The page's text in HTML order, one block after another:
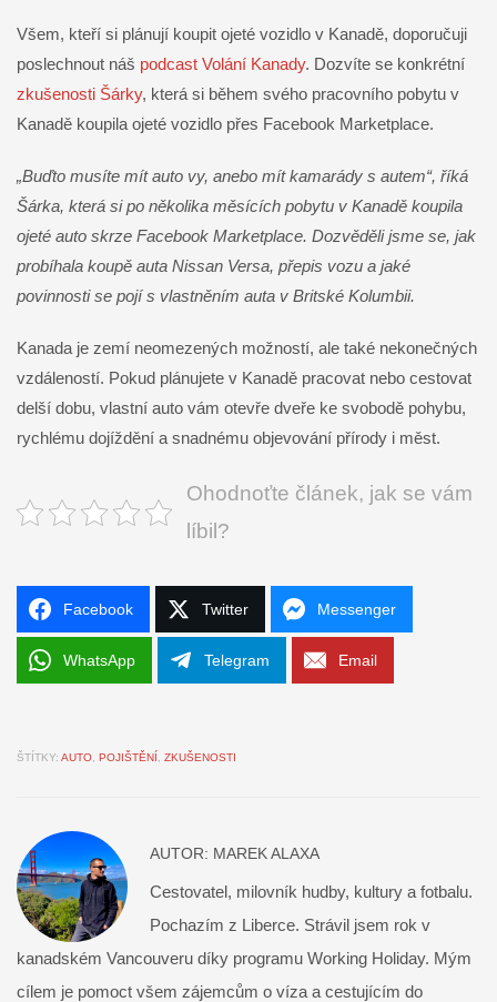
Všem, kteří si plánují koupit ojeté vozidlo v Kanadě, doporučuji
poslechnout náš podcast Volání Kanady. Dozvíte se konkrétní
zkušenosti Šárky, která si během svého pracovního pobytu v
Kanadě koupila ojeté vozidlo přes Facebook Marketplace.
„Buďto musíte mít auto vy, anebo mít kamarády s autem“, říká
Šárka, která si po několika měsících pobytu v Kanadě koupila
ojeté auto skrze Facebook Marketplace. Dozvěděli jsme se, jak
probíhala koupě auta Nissan Versa, přepis vozu a jaké
povinnosti se pojí s vlastněním auta v Britské Kolumbii.
Kanada je zemí neomezených možností, ale také nekonečných
vzdáleností. Pokud plánujete v Kanadě pracovat nebo cestovat
delší dobu, vlastní auto vám otevře dveře ke svobodě pohybu,
rychlému dojíždění a snadnému objevování přírody i měst.
Ohodnoťte článek, jak se vám
líbil?
Facebook Twitter Messenger
WhatsApp Telegram Email
ŠTÍTKY: AUTO POJIŠTĚNÍ ZKUŠENOSTI
AUTOR: MAREK ALAXA
Cestovatel, milovník hudby, kultury a fotbalu.
Pochazím z Liberce. Strávil jsem rok v
kanadském Vancouveru díky programu Working Holiday. Mým
cílem je pomoct všem zájemcům o víza a cestujícím do